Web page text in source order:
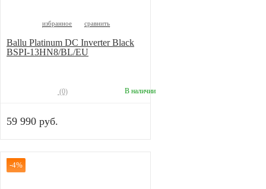
избранное сравнить
Ballu Platinum DC Inverter Black
BSPI-13HN8/BL/EU
(0) В наличии
59 990 руб.
-4%